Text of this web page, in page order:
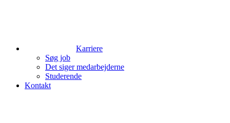
Karriere
Søg job
Det siger medarbejderne
Studerende
Kontakt